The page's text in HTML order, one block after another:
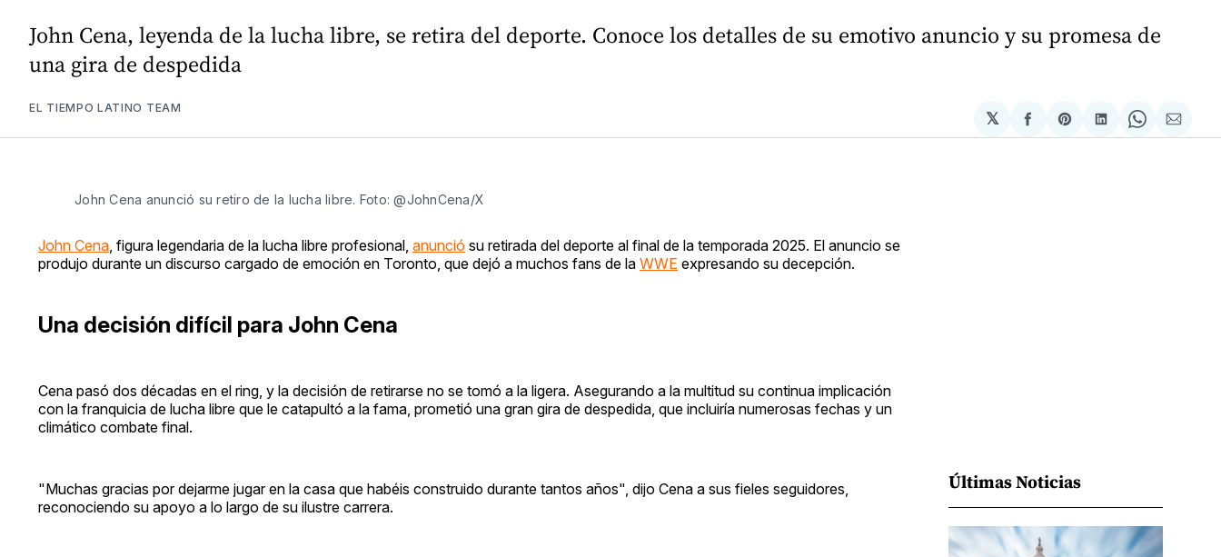
John Cena, leyenda de la lucha libre, se retira del deporte. Conoce los detalles de su emotivo anuncio y su promesa de
una gira de despedida
EL TIEMPO LATINO TEAM
𝕏
Compartir
en
Share
on
Compartir
en
Share
on
via
John Cena anunció su retiro de la lucha libre. Foto: @JohnCena/X
John Cena , figura legendaria de la lucha libre profesional, anunció su retirada del deporte al final de la temporada 2025. El anuncio se
produjo durante un discurso cargado de emoción en Toronto, que dejó a muchos fans de la WWE expresando su decepción.
Una decisión difícil para John Cena
Cena pasó dos décadas en el ring, y la decisión de retirarse no se tomó a la ligera. Asegurando a la multitud su continua implicación
con la franquicia de lucha libre que le catapultó a la fama, prometió una gran gira de despedida, que incluiría numerosas fechas y un
climático combate final.
"Muchas gracias por dejarme jugar en la casa que habéis construido durante tantos años", dijo Cena a sus fieles seguidores,
reconociendo su apoyo a lo largo de su ilustre carrera.
Últimas Noticias